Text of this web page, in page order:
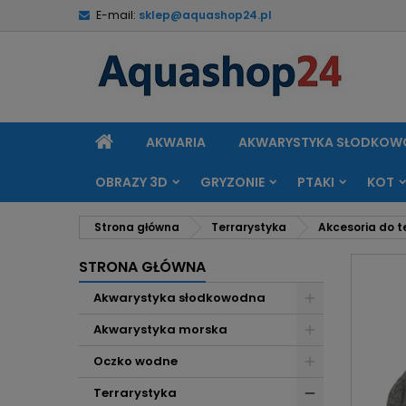
E-mail: sklep@aquashop24.pl
STRONAAKWARIA AKWARYSTYKA
OBRAZY 3D GRYZONIE PTAKI KOT
Strona główna Terrarystyka Akcesoria do
STRONA GŁÓWNA
Akwarystyka słodkowodna
Akwarystyka morska
Oczko wodne
Terrarystyka